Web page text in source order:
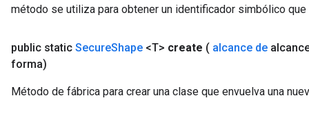
método se utiliza para obtener un identificador simbólico
public static SecureShape <T> create ( alcance de
forma)
Método de fábrica para crear una clase que envuelva una